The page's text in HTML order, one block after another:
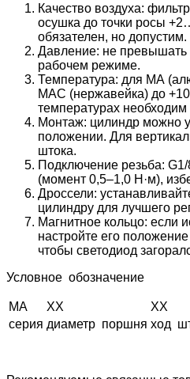
Качество воздуха:
осушка до точки росы
обязателен, но допустим.
Давление: не
рабочем режиме.
Температура: для МА
МАС (нержавейка) до
температурах
Монтаж: цилиндр можно
положении. Для
штока.
Подключение резьба: G1/
(момент 0,5–1,0 Н·м),
Дроссели:
цилиндру для лучшего
Магнитное кольцо: если
настройте его
чтобы светодиод
Условное обозначение
МА ХХ ХХ
серия диаметр поршня ход